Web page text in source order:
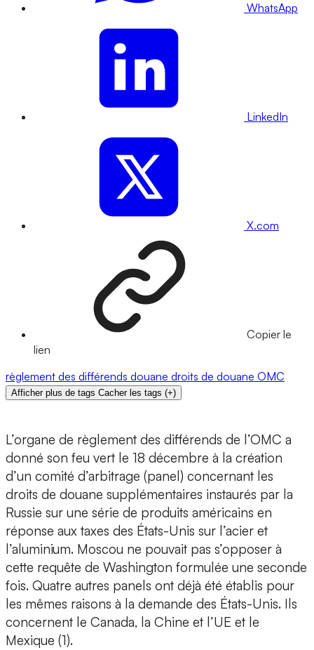
WhatsApp
LinkedIn
X.com
Copier le
lien
règlement des différends douane droits de douane OMC
Afficher plus de tags Cacher les tags (+)
L’organe de règlement des différends de l’OMC a
donné son feu vert le 18 décembre à la création
d’un comité d’arbitrage (panel) concernant les
droits de douane supplémentaires instaurés par la
Russie sur une série de produits américains en
réponse aux taxes des États-Unis sur l’acier et
l’aluminium. Moscou ne pouvait pas s’opposer à
cette requête de Washington formulée une seconde
fois. Quatre autres panels ont déjà été établis pour
les mêmes raisons à la demande des États-Unis. Ils
concernent le Canada, la Chine et l’UE et le
Mexique (1).